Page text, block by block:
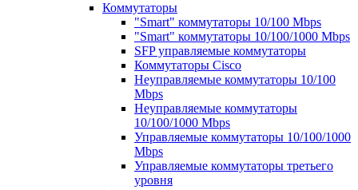
Коммутаторы
"Smart" коммутаторы 10/100 Mbps
"Smart" коммутаторы 10/100/1000 Mbps
SFP управляемые коммутаторы
Коммутаторы Cisco
Неуправляемые коммутаторы 10/100
Mbps
Неуправляемые коммутаторы
10/100/1000 Mbps
Управляемые коммутаторы 10/100/1000
Mbps
Управляемые коммутаторы третьего
уровня